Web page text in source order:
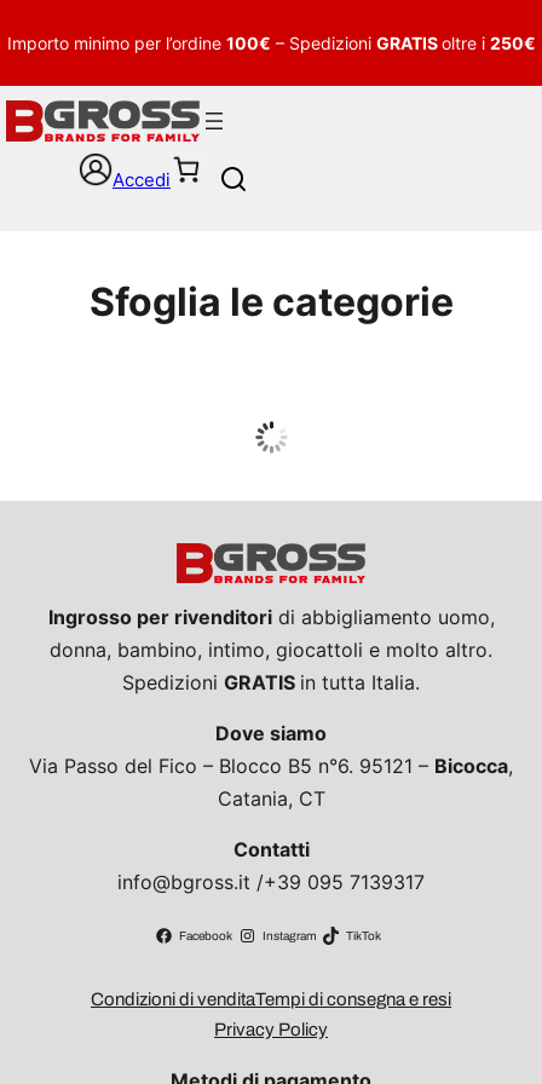
Importo minimo per l’ordine 100€ – Spedizioni GRATISoltre i 250€
Accedi
h
Sfoglia le categorie
Guarda tutto
Ingrosso per rivenditoridi abbigliamento uomo,
donna, bambino, intimo, giocattoli e molto altro.
Spedizioni GRATIS in tutta Italia.
Dove siamo
Via Passo del Fico – Blocco B5 n°6. 95121 – Bicocca,
Catania, CT
Contatti
info@bgross.it /+39 095 7139317
Facebook Instagram TikTok
Condizioni di venditaTempi di consegna e resi
Privacy Policy